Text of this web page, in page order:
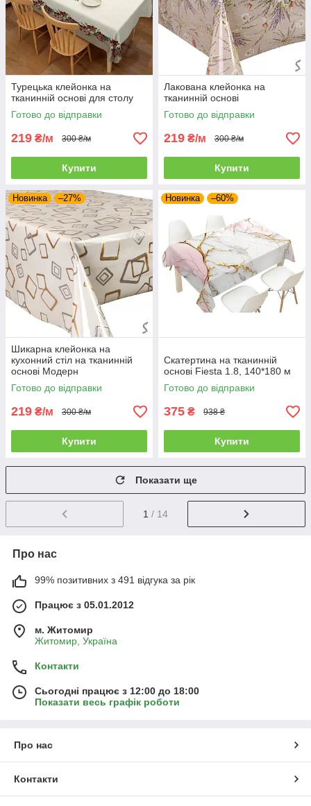
Турецька клейонка на
тканинній основі для столу
Готово до відправки
219 ₴/м 300 ₴/м
Купити
Лакована клейонка на
тканинній основі
Готово до відправки
219 ₴/м 300 ₴/м
Купити
Новинка –27%
Шикарна клейонка на
кухонний стіл на тканинній
основі Модерн
Готово до відправки
219 ₴/м 300 ₴/м
Купити
Новинка –60%
Скатертина на тканинній
основі Fiesta 1.8, 140*180 м
Готово до відправки
375 ₴ 938 ₴
Купити
Показати ще
1 / 14
Про нас
99% позитивних з 491 відгука за рік
Працює з 05.01.2012
м. Житомир
Житомир, Україна
Контакти
Сьогодні працює з 12:00 до 18:00
Показати весь графік роботи
Про нас
Контакти